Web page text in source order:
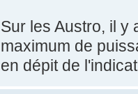
Sur les Austro, il y
maximum de
en dépit de